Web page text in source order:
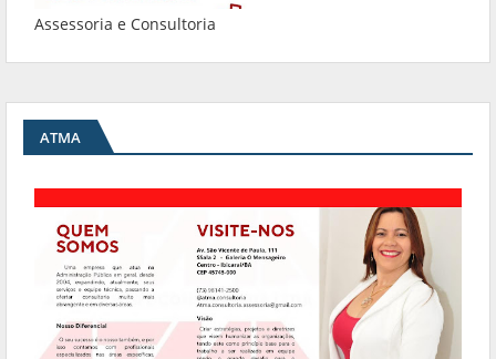
Assessoria e Consultoria
ATMA